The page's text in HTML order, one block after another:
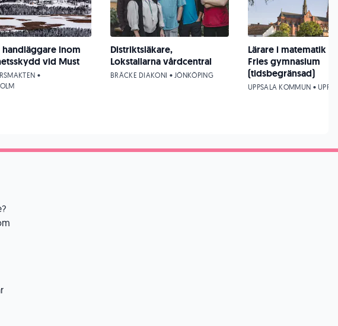
handläggare inom
vid Must
•
Distriktsläkare,
Lokstallarna vårdcentral
BRÄCKE DIAKONI • JÖNKÖPING
Lärare i matematik -
Fries gymnasium
(tidsbegränsad)
UPPSALA KOMMUN •